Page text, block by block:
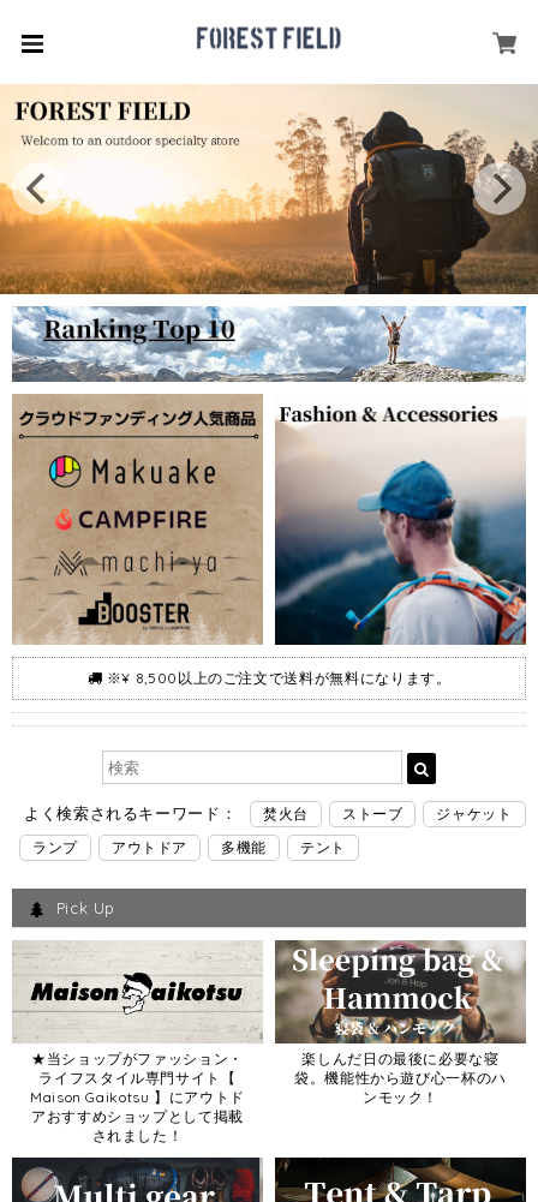
※¥ 8,500以上のご注文で送料が無料になります。
よく検索されるキーワード： 焚火台 ストーブ
ジャケット
ランプ
アウトドア 多機能 テント
Pick Up
★当ショップがファッション・
ライフスタイル専門サイト【
Maison Gaikotsu 】にアウトド
アおすすめショップとして掲載
されました！
楽しんだ日の最後に必要な寝
袋。機能性から遊び心一杯のハ
ンモック！